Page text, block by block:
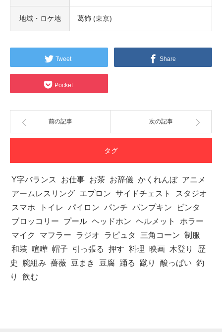
地域・ロケ地 葛飾 (東京)
Tweet Share
Pocket
前の記事 次の記事
タグ
Y字バランス お仕事 お茶 お辞儀 かくれんぼ アニメ
アームレスリング エプロン サイドチェスト
スタジオ
スマホ
トイレ パイロン パンチ パンプキン
ビンタ
ブロッコリー
プール ヘッドホン ヘルメット
ホラー
マイク
マフラー ラジオ ラピュタ 三角コーン 制服
和装
喧嘩 帽子 引っ張る 押す 料理 映画 木登り
歴
史
腕組み 薔薇 豆まき 豆腐 踊る 蹴り 酸っぱい 釣
り
飲む